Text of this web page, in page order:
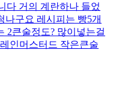
다 거의 계란하나 들었
나구요 레시피는 빵5개
2큰술정도? 많이넣는걸
인머스터드 작은큰술